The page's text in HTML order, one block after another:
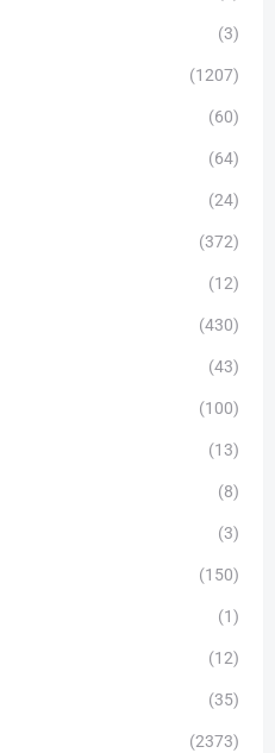
(3)
(1207)
(60)
(64)
(24)
(372)
(12)
(430)
(43)
(100)
(13)
(8)
(3)
(150)
(1)
(12)
(35)
(2373)